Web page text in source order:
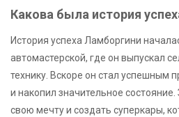
Какова была история
История успеха Ламборгини
автомастерской, где он выпускал
технику. Вскоре он стал успешным
и накопил значительное
свою мечту и создать суперкары,